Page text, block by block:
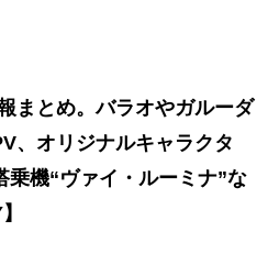
まとめ。バラオやガルーダ
、オリジナルキャラクタ
乗機“ヴァイ・ルーミナ”な